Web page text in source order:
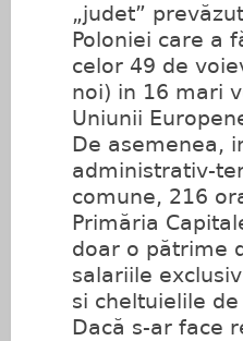
„judet”
Poloniei care a
celor 49 de
noi) in 16 mari
Uniunii
De asemenea,
administrativ-
comune, 216
Primăria
doar o pătrime
salariile
si cheltuielile
Dacă s-ar face